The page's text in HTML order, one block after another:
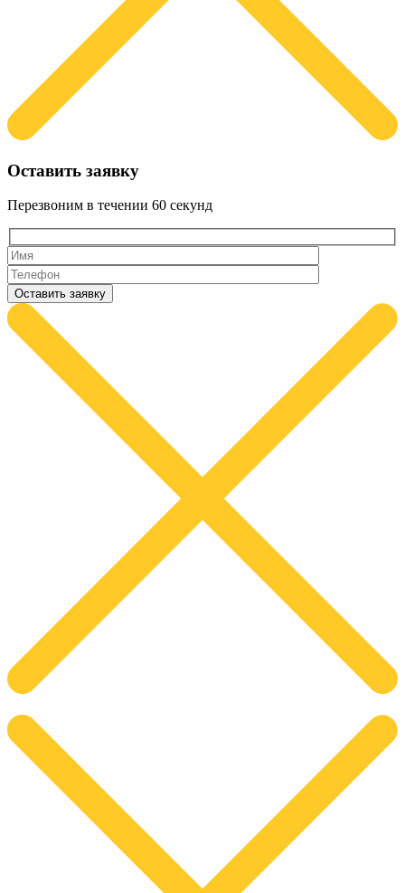
Оставить заявку
Перезвоним в течении 60 секунд